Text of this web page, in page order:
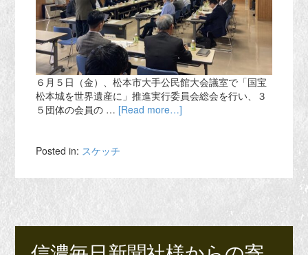
６月５日（金）、松本市大手公民館大会議室で「国宝
松本城を世界遺産に」推進実行委員会総会を行い、３
５団体の会員の … [Read more…]
Posted in: スケッチ